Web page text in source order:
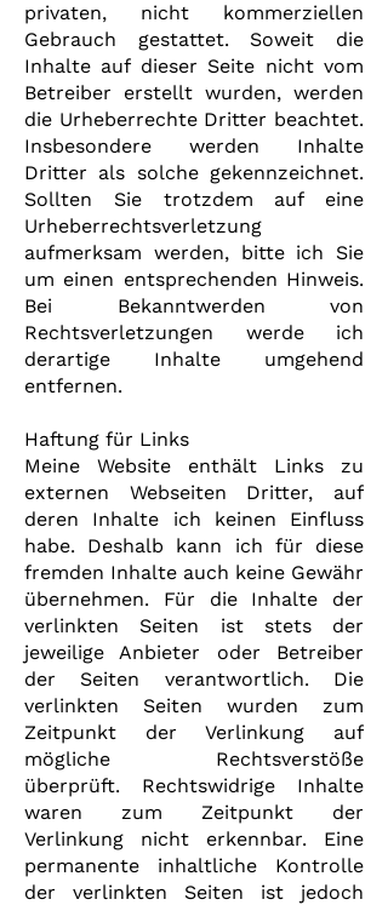
privaten, nicht kommerziellen
Gebrauch gestattet. Soweit die
Inhalte auf dieser Seite nicht vom
Betreiber erstellt wurden, werden
die Urheberrechte Dritter beachtet.
Insbesondere werden Inhalte
Dritter als solche gekennzeichnet.
Sollten Sie trotzdem auf eine
Urheberrechtsverletzung
aufmerksam werden, bitte ich Sie
um einen entsprechenden Hinweis.
Bei Bekanntwerden von
Rechtsverletzungen werde ich
derartige Inhalte umgehend
entfernen.
Haftung für Links
Meine Website enthält Links zu
externen Webseiten Dritter, auf
deren Inhalte ich keinen Einfluss
habe. Deshalb kann ich für diese
fremden Inhalte auch keine Gewähr
übernehmen. Für die Inhalte der
verlinkten Seiten ist stets der
jeweilige Anbieter oder Betreiber
der Seiten verantwortlich. Die
verlinkten Seiten wurden zum
Zeitpunkt der Verlinkung auf
mögliche Rechtsverstöße
überprüft. Rechtswidrige Inhalte
waren zum Zeitpunkt der
Verlinkung nicht erkennbar. Eine
permanente inhaltliche Kontrolle
der verlinkten Seiten ist jedoch